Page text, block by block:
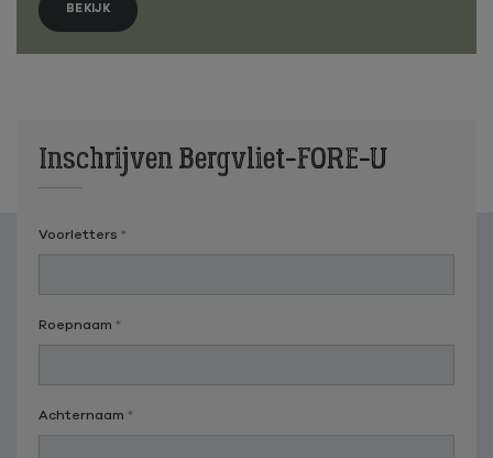
BEKIJK
Inschrijven Bergvliet-FORE-U
Voorletters
Roepnaam
Achternaam